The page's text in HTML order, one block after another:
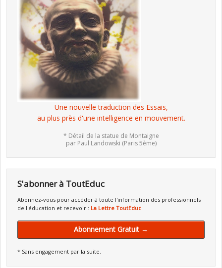
Une nouvelle traduction des Essais,
au plus près d'une intelligence en mouvement.
* Détail de la statue de Montaigne
par Paul Landowski (Paris 5ème)
S'abonner à ToutEduc
Abonnez-vous pour accéder à toute l'information des professionnels
de l'éducation et recevoir : La Lettre ToutEduc
Abonnement Gratuit →
* Sans engagement par la suite.